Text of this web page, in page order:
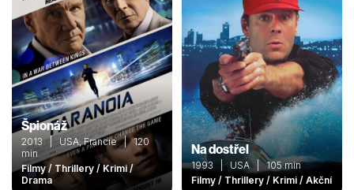
Špionáž
2013 | USA, Francie | 120
min
Filmy / Thrillery / Krimi /
Drama
Na dostřel
1993 | USA | 105 min
Filmy / Thrillery / Krimi / Akční